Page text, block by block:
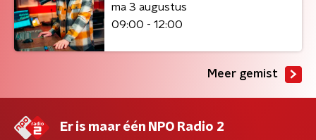
ma 3 augustus
09:00 - 12:00
Meer gemist
Er is maar één NPO Radio 2